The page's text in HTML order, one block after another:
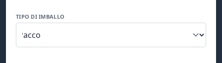
TIPO DI IMBALLO